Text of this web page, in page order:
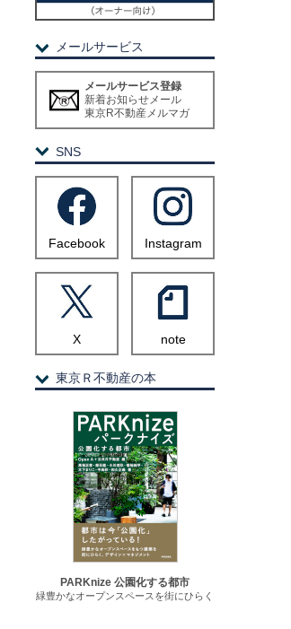
メールサービス
メールサービス登録
新着お知らせメール
東京R不動産メルマガ
SNS
Facebook Instagram
X note
東京Ｒ不動産の本
PARKnize 公園化する都市
緑豊かなオープンスペースを街にひらく